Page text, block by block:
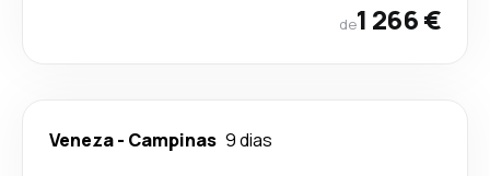
de1 266 €
Veneza- Campinas 9 dias